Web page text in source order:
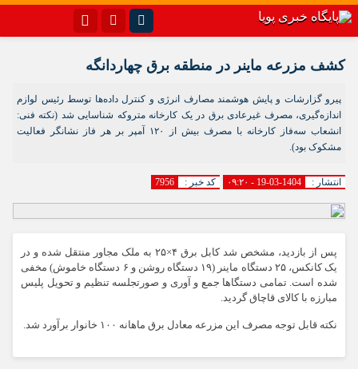
آپارات اپلیکیشن
کشف مزرعه ماینر در منطقه برق چهاردانگه
پیرو گزارشات و پایش هوشمند مصارف انرژی و کنترل داده‌ها توسط رئیس لوازم
اندازه‌گیری، مصرف غیرعادی برق در یک کارخانه متروکه شناسایی شد (نکته فنی:
انشعاب سه‌فاز کارخانه با مصرف بیش از ۱۲۰ آمپر بر هر فاز نشانگر فعالیت
مشکوک بود).
انتشار : 1404-03-19 - ۰۹:۲۰ کد خبر : 7956
پس از بازدید، مشخص شد کابل برق ۴×۲۵ به ملک مجاور منتقل شده و در
یک کانکس، ۲۵ دستگاه ماینر (۱۹ دستگاه روشن و ۶ دستگاه خاموش) مخفی
شده است. تمامی دستگاها جمع و آوری و صورتجلسه تنظیم و تحویل پلیس
مبارزه با کالای قاچاق گردید.
نکته قابل توجه مصرف این مزرعه معادل برق ماهانه ۱۰۰ خانوار برآورد شد.